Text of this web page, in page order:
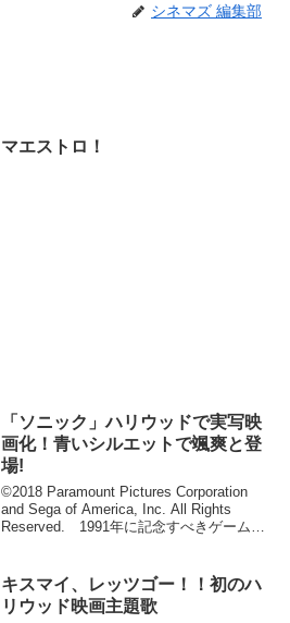
シネマズ 編集部
マエストロ！
「ソニック」ハリウッドで実写映
画化！青いシルエットで颯爽と登
場!
©2018 Paramount Pictures Corporation
and Sega of America, Inc. All Rights
Reserved. 1991年に記念すべきゲーム１
キスマイ、レッツゴー！！初のハ
リウッド映画主題歌